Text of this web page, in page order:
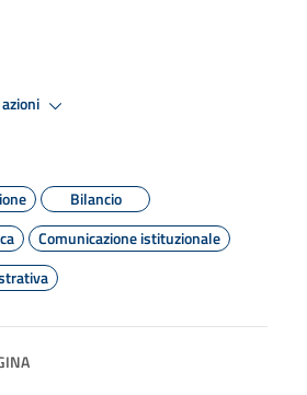
Bilancio
Comunicazione istituzionale